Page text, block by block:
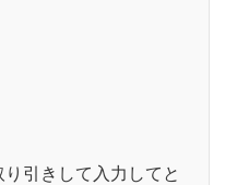
引きして入力してと